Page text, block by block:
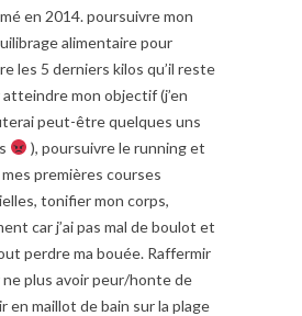
en 2014. poursuivre mon
alimentaire pour
les 5 derniers kilos qu’il reste
mon objectif (j’en
peut-être quelques uns
), poursuivre le running et
premières courses
tonifier mon corps,
car j’ai pas mal de boulot et
perdre ma bouée. Raffermir
ne plus avoir peur/honte de
en maillot de bain sur la plage